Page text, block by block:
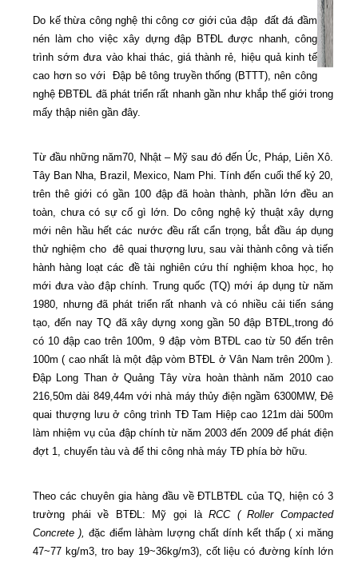
Do kế thừa công nghệ thi công cơ giới của đập
đất đá đầm
nén làm cho việc xây dựng đập BTĐL được nhanh, công
trình sớm đưa vào khai thác, giá thành rẻ, hiệu quả kinh tế
cao hơn so với
Đập bê tông truyền thống (BTTT), nên công
nghệ ĐBTĐL đã phát triển rất nhanh gần như khắp thế giới trong
mấy thập niên gần đây.
Từ đầu những năm70, Nhật – Mỹ sau đó đến Úc, Pháp, Liên Xô.
Tây Ban Nha, Brazil, Mexico, Nam Phi. Tính đến cuối thế kỷ 20,
trên thê giới có gần 100 đập đã hoàn thành, phần lớn đều an
toàn, chưa có sự cố gì lớn. Do công nghệ kỷ thuật xây dựng
mới nên hầu hết các nước đều rất cẩn trọng, bắt đầu áp dụng
thử nghiệm cho đê quai thượng lưu, sau vài thành công và tiến
hành hàng loạt các đề tài nghiên cứu thí nghiệm khoa học, họ
mới đưa vào đập chính. Trung quốc (TQ) mới áp dụng từ năm
1980, nhưng đã phát triển rất nhanh và có nhiều cải tiến sáng
tạo, đến nay TQ đã xây dựng xong gần 50 đập BTĐL,trong đó
có 10 đập cao trên 100m, 9 đập vòm BTĐL cao từ 50 đến trên
100m ( cao nhất là một đập vòm BTĐL ở Vân Nam trên 200m ).
Đập Long Than ở Quảng Tây vừa hoàn thành năm 2010 cao
216,50m dài 849,44m với nhà máy thủy điện ngầm 6300MW, Đê
quai thượng lưu ở công trình TĐ Tam Hiệp cao 121m dài 500m
làm nhiệm vụ của đập chính từ năm 2003 đến 2009 để phát điện
đợt 1, chuyển tàu và để thi công nhà máy TĐ phía bờ hữu.
Theo các chuyên gia hàng đầu về ĐTLBTĐL của TQ, hiện có 3
trường phái về BTĐL: Mỹ gọi làRCC ( Roller Compacted
Concrete ), đặc điểm làhàm lượng chất dính kết thấp ( xi măng
47~77 kg/m3, tro bay 19~36kg/m3), cốt liệu có đường kính lớn